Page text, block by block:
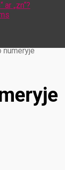
„zn“?
numeryje